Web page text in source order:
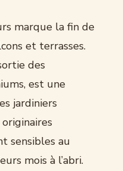
marque la fin de
et terrasses.
des
est une
jardiniers
sensibles au
mois à l’abri.